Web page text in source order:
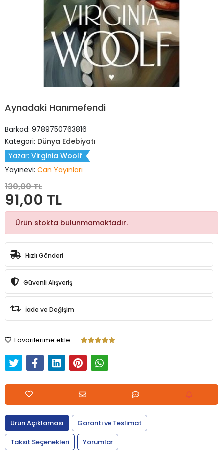
Aynadaki Hanımefendi
Barkod: 9789750763816
Kategori: Dünya Edebiyatı
Yazar: Virginia Woolf
Yayınevi: Can Yayınları
130,00 TL
91,00 TL
Ürün stokta bulunmamaktadır.
Hızlı Gönderi
Güvenli Alışveriş
İade ve Değişim
Favorilerime ekle
Ürün Açıklaması
Garanti ve Teslimat
Taksit Seçenekleri
Yorumlar